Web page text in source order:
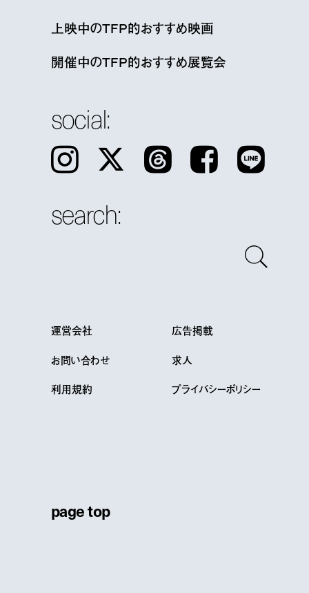
上映中のTFP的おすすめ映画
開催中のTFP的おすすめ展覧会
social:
Instagram 𝕏 Threads Facebook LINE
search:
運営会社
広告掲載
お問い合わせ
求人
利用規約
プライバシーポリシー
page top